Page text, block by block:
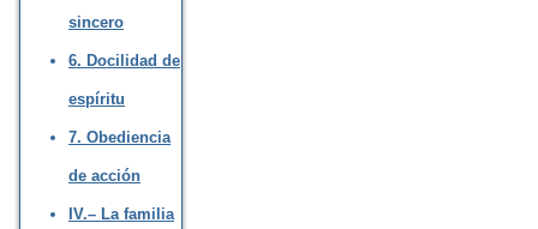
sincero
6. Docilidad de
espíritu
7. Obediencia
de acción
IV.– La familia